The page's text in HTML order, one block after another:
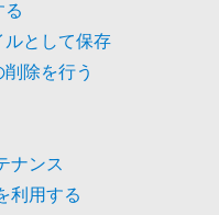
る
ルとして保存
除を行う
ナンス
利用する